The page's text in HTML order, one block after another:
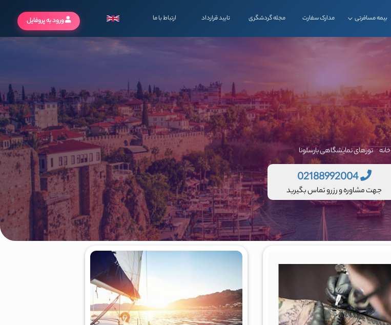
بیمه مسافرتی مدارک سفارت مجله گردشگری تایید قرارداد ارتباط با ما ورود به پروفایل
خانه تورهای نمایشگاهی بارسلونا
02188992004
جهت مشاوره و رزرو تماس بگیرید